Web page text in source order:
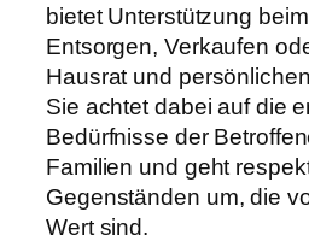
bietet Unterstützung
Entsorgen, Verkaufen
Hausrat und
Sie achtet dabei auf die
Bedürfnisse der
Familien und geht
Gegenständen um, die
Wert sind.